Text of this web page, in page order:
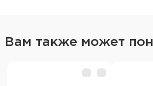
Вам также может